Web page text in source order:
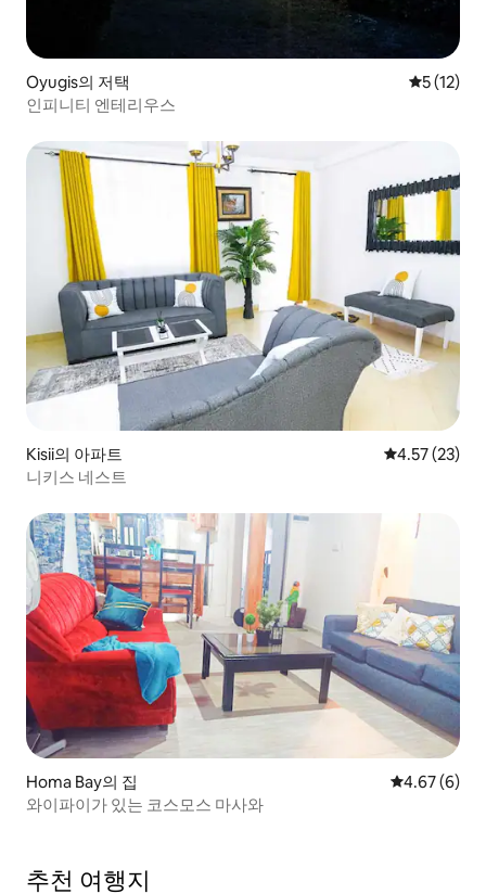
Oyugis의 저택 평점 5점
5 (12)
인피니티 엔테리우스
Kisii의 아파트 평점 4.57점
4.57 (23)
니키스 네스트
Homa Bay의 집 평점 4.67점
4.67 (6)
와이파이가 있는 코스모스 마사와
추천 여행지